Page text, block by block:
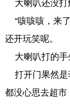
大喇叭还没打
“咳咳咳，来
还开玩笑呢。
大喇叭打的手
打开门果然是
都没心思去超